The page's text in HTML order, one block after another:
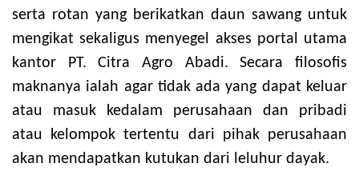
serta rotan yang berikatkan daun sawang untuk
mengikat sekaligus menyegel akses portal utama
kantor PT. Citra Agro Abadi. Secara filosofis
maknanya ialah agar tidak ada yang dapat keluar
atau masuk kedalam perusahaan dan pribadi
atau kelompok tertentu dari pihak perusahaan
akan mendapatkan kutukan dari leluhur dayak.